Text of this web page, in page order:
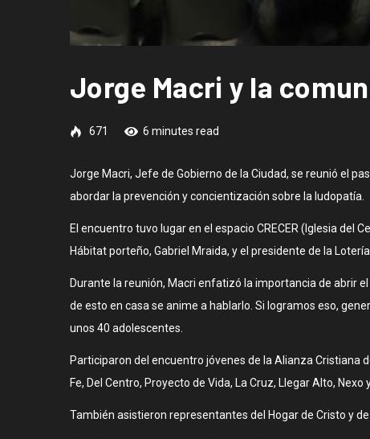
Jorge Macri y la
671 6 minutes read
Jorge Macri, Jefe de Gobierno de la Ciudad, se reunió el
abordar la prevención y concientización sobre la ludopatía.
El encuentro tuvo lugar en el espacio CRECER (Iglesia del
Hábitat porteño, Gabriel Mraida, y el presidente de la
Durante la reunión, Macri enfatizó la importancia de abrir
de esto en casa se anime a hablarlo. Si logramos eso,
unos 40 adolescentes.
Participaron del encuentro jóvenes de la Alianza Cristiana
Fe, Del Centro, Proyecto de Vida, La Cruz, Llegar Alto,
También asistieron representantes del Hogar de Cristo y